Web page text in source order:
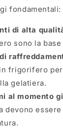
fondamentali:
di alta
sono la
frigorifero
gelatiera.
al momento
devono essere